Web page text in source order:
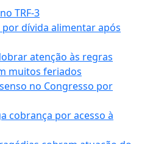
TRF-3
dívida alimentar após
atenção às regras
muitos feriados
no Congresso por
cobrança por acesso à